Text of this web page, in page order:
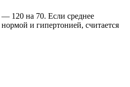
— 120 на 70. Если среднее
и гипертонией, считается